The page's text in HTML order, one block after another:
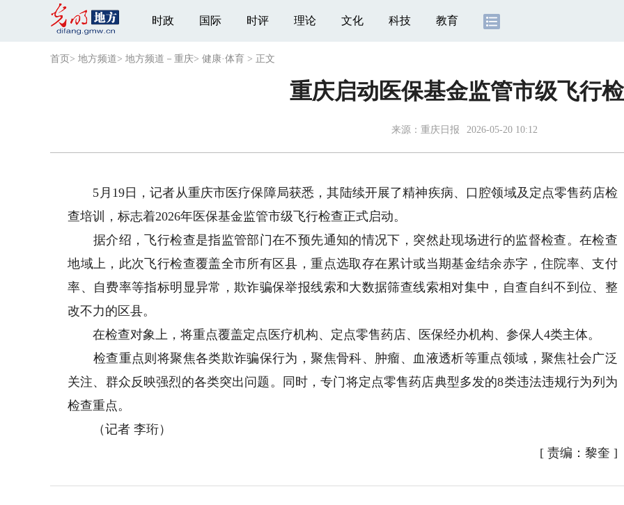
时政 国际 时评 理论 文化 科技 教育
首页 > 地方频道> 地方频道－重庆> 健康·体育 > 正文
重庆启动医保基金监管市级飞行
来源： 重庆日报 2026-05-20 10:12
5月19日，记者从重庆市医疗保障局获悉，其陆续开展了精神疾病、口腔领域及定点零售药店检
查培训，标志着2026年医保基金监管市级飞行检查正式启动。
据介绍，飞行检查是指监管部门在不预先通知的情况下，突然赴现场进行的监督检查。在检查
地域上，此次飞行检查覆盖全市所有区县，重点选取存在累计或当期基金结余赤字，住院率、支付
率、自费率等指标明显异常，欺诈骗保举报线索和大数据筛查线索相对集中，自查自纠不到位、整
改不力的区县。
在检查对象上，将重点覆盖定点医疗机构、定点零售药店、医保经办机构、参保人4类主体。
检查重点则将聚焦各类欺诈骗保行为，聚焦骨科、肿瘤、血液透析等重点领域，聚焦社会广泛
关注、群众反映强烈的各类突出问题。同时，专门将定点零售药店典型多发的8类违法违规行为列为
检查重点。
（记者 李珩）
[ 责编：黎奎 ]